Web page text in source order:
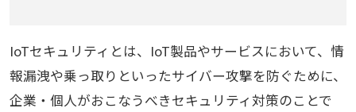
IoTセキュリティとは、IoT製品やサービスにおいて、情
報漏洩や乗っ取りといったサイバー攻撃を防ぐために、
企業・個人がおこなうべきセキュリティ対策のことで